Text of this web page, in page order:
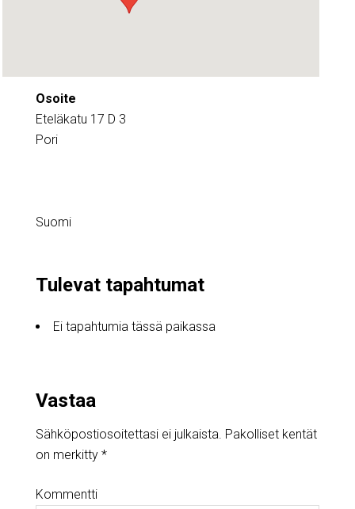
Osoite
Eteläkatu 17 D 3
Pori
Suomi
Tulevat tapahtumat
Ei tapahtumia tässä paikassa
Vastaa
Sähköpostiosoitettasi ei julkaista. Pakolliset kentät
on merkitty *
Kommentti